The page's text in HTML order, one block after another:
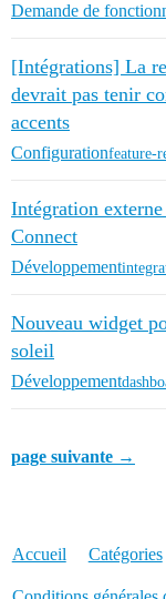
Demande de
[Intégrations] La
devrait pas tenir
accents
Configurationfeature-
Intégration
Connect
Développement
Nouveau widget
soleil
Développement
page suivante →
Accueil Catégories